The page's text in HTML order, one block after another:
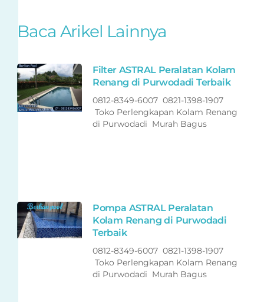
Baca Arikel Lainnya
Filter ASTRAL Peralatan Kolam
Renang di Purwodadi Terbaik
0812-8349-6007 0821-1398-1907
Toko Perlengkapan Kolam Renang
di Purwodadi Murah Bagus
Pompa ASTRAL Peralatan
Kolam Renang di Purwodadi
Terbaik
0812-8349-6007 0821-1398-1907
Toko Perlengkapan Kolam Renang
di Purwodadi Murah Bagus